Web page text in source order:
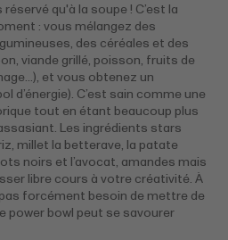
qu'à la soupe ! C’est la
: vous mélangez des
des céréales et des
viande grillé, poisson, fruits de
et vous obtenez un
d’énergie). C’est sain comme une
tout en étant beaucoup plus
Les ingrédients stars
millet la betterave, la patate
noirs et l’avocat, amandes mais
libre cours à votre créativité. À
pas forcément besoin de mettre de
power bowl peut se savourer